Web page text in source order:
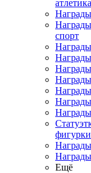
атлетика
спорт
Награды
Ещё